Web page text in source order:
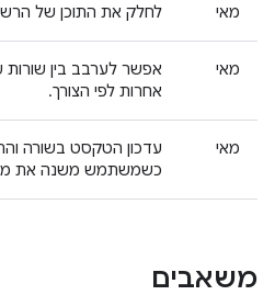
מאי לחלק את התוכן של
מאי
אפשר לערבב בין שורות
אחרות לפי הצורך.
מאי
עדכון הטקסט בשורה
כשמשתמש משנה את
משאבים